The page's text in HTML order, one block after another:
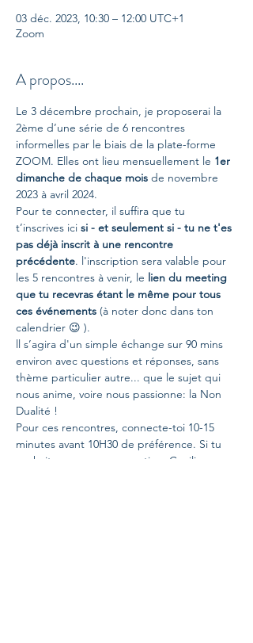
03 déc. 2023, 10:30 – 12:00 UTC+1
Zoom
A propos....
Le 3 décembre prochain, je proposerai la
2ème d’une série de 6 rencontres
informelles par le biais de la plate-forme
ZOOM. Elles ont lieu mensuellement le 1er
dimanche de chaque mois de novembre
2023 à avril 2024.
Pour te connecter, il suffira que tu
t’inscrives ici si - et seulement si - tu ne t'es
pas déjà inscrit à une rencontre
précédente. l'inscription sera valable pour
les 5 rencontres à venir, le lien du meeting
que tu recevras étant le même pour tous
ces événements (à noter donc dans ton
calendrier 😉 ).
ll s’agira d'un simple échange sur 90 mins
environ avec questions et réponses, sans
thème particulier autre... que le sujet qui
nous anime, voire nous passionne: la Non
Dualité !
Pour ces rencontres, connecte-toi 10-15
minutes avant 10H30 de préférence. Si tu
souhaites poser une question, Cecilia